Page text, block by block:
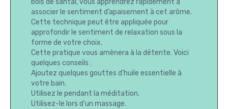
bois de santal, vous apprendrez rapidement à
associer le sentiment d’apaisement à cet arôme.
Cette technique peut être appliquée pour
approfondir le sentiment de relaxation sous la
forme de votre choix.
Cette pratique vous amènera à la détente. Voici
quelques conseils :
Ajoutez quelques gouttes d’huile essentielle à
votre bain.
Utilisez le pendant la méditation.
Utilisez-le lors d’un massage.